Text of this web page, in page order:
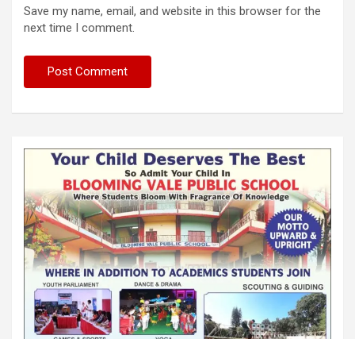
Save my name, email, and website in this browser for the
next time I comment.